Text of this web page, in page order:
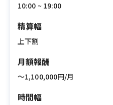
10:00 ~ 19:00
精算幅
上下割
月額報酬
〜1,100,000円/月
時間幅